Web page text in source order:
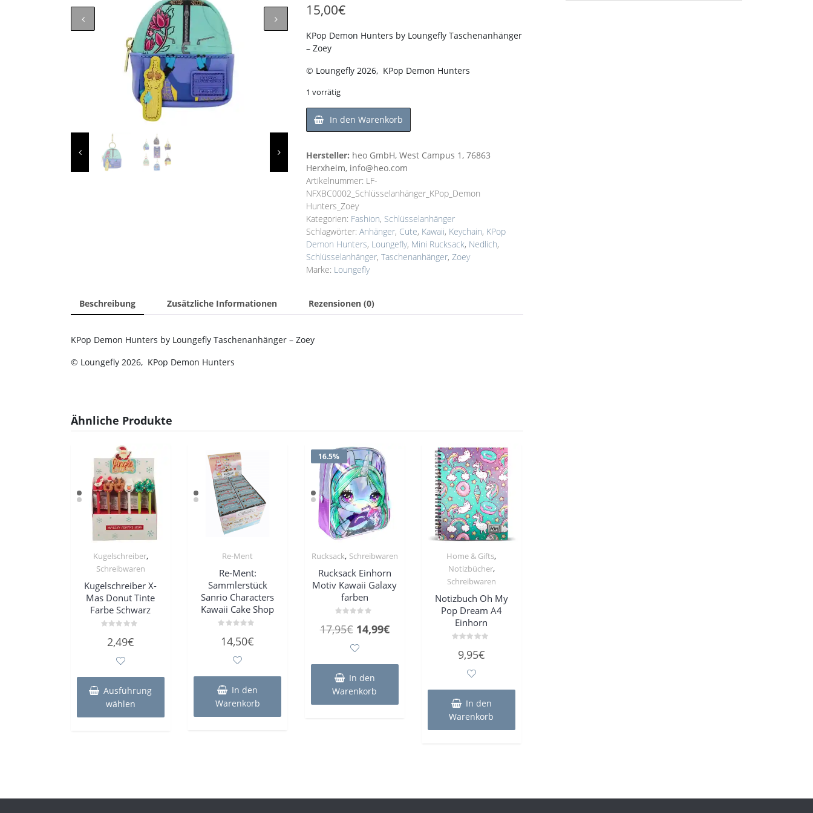
15,00€
KPop Demon Hunters by Loungefly Taschenanhänger
– Zoey
© Loungefly 2026, KPop Demon Hunters
1 vorrätig
In den Warenkorb
Hersteller: heo GmbH, West Campus 1, 76863
Herxheim, info@heo.com
Artikelnummer: LF-
NFXBC0002_Schlüsselanhänger_KPop_Demon
Hunters_Zoey
Kategorien: Fashion, Schlüsselanhänger
Schlagwörter: Anhänger, Cute, Kawaii, Keychain, KPop
Demon Hunters, Loungefly, Mini Rucksack, Nedlich,
Schlüsselanhänger, Taschenanhänger, Zoey
Marke: Loungefly
Beschreibung Zusätzliche Informationen Rezensionen (0)
KPop Demon Hunters by Loungefly Taschenanhänger – Zoey
© Loungefly 2026, KPop Demon Hunters
Ähnliche Produkte
Kugelschreiber,
Schreibwaren
Kugelschreiber X-
Mas Donut Tinte
Farbe Schwarz
mit2,49€
Ausführung
wählen
Dieses
der
Re-Ment
Re-Ment:
Sammlerstück
Sanrio Characters
Kawaii Cake Shop
mit
14,50€
In den
Warenkorb
16.5%
Rucksack, Schreibwaren
Rucksack Einhorn
Motiv Kawaii Galaxy
farben
mit
17,95€ Ursprünglicher
Preis
war:
17,95€
14,99€Aktueller
ist:
In den
Warenkorb
Home & Gifts,
Notizbücher,
Schreibwaren
Notizbuch Oh My
Pop Dream A4
Einhorn
mit9,95€
In den
Warenkorb